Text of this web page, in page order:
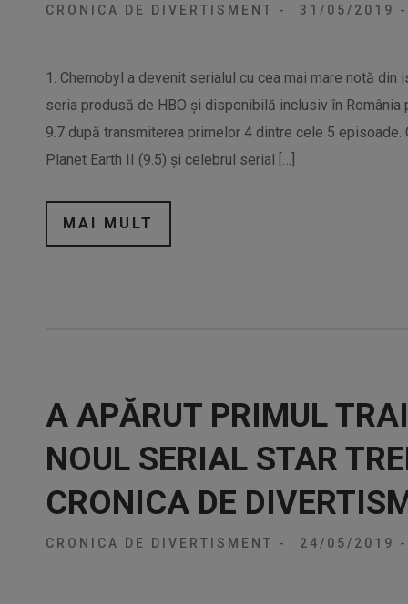
CRONICA DE DIVERTISMENT - 31/05/2019 -
1. Chernobyl a devenit serialul cu cea mai mare notă
seria produsă de HBO și disponibilă inclusiv în România
9.7 după transmiterea primelor 4 dintre cele 5
Planet Earth II (9.5) și celebrul serial […]
MAI MULT
A APĂRUT PRIMUL
NOUL SERIAL STAR
CRONICA DE
CRONICA DE DIVERTISMENT - 24/05/2019 -